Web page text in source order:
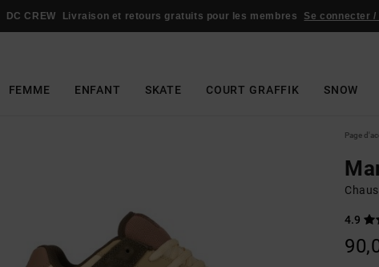
DC CREW Livraison et retours gratuits pour les membres Se connecter
FEMME ENFANT SKATE COURT GRAFFIK SNOW
Page
4.9